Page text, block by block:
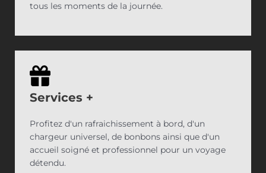
tous les moments de la journée.
Services +
Profitez d'un rafraichissement à bord, d'un
chargeur universel, de bonbons ainsi que d'un
accueil soigné et professionnel pour un voyage
détendu.